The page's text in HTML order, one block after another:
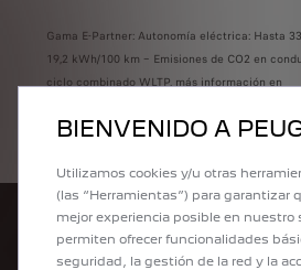
Gama E-Partner: Autonomía eléctrica: Hasta
19,2 kWh/100 km – Emisiones de CO2 en
ciclo combinado WLTP, más información en
RED COMERCIAL
BIENVENIDO A
Utilizamos cookies y/u otras
(las “Herramientas”) para garantizar
mejor experiencia posible en
permiten ofrecer funcionalidades
seguridad, la gestión de la red y la